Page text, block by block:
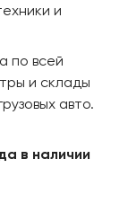
и
по всей
и склады
авто.
в наличии